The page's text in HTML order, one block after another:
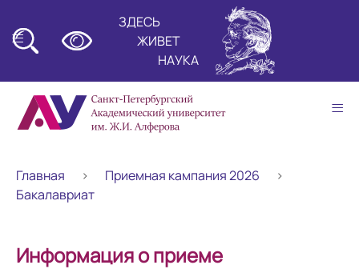
ЗДЕСЬ
ЖИВЕТ
НАУКА
Главная
Приемная кампания 2026
Бакалавриат
Информация о приеме
≡
≡